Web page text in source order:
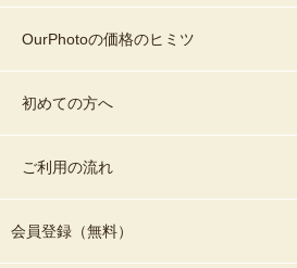
OurPhotoの価格のヒミツ
初めての方へ
ご利用の流れ
会員登録（無料）